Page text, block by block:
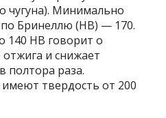
чугуна). Минимально
Бринеллю (HB) — 170.
140 HB говорит о
и снижает
полтора раза.
твердость от 200